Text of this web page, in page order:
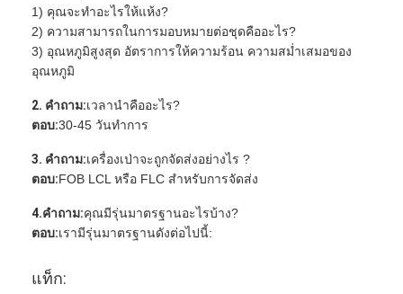
1) คุณจะทำอะไรให้แห้ง?
2) ความสามารถในการมอบหมายต่อชุดคืออะไร?
3) อุณหภูมิสูงสุด อัตราการให้ความร้อน ความสม่ำเสมอของ
อุณหภูมิ
2. คำถาม:เวลานำคืออะไร?
ตอบ:30-45 วันทำการ
3. คำถาม:เครื่องเป่าจะถูกจัดส่งอย่างไร ?
ตอบ:FOB LCL หรือ FLC สำหรับการจัดส่ง
4.คำถาม:คุณมีรุ่นมาตรฐานอะไรบ้าง?
ตอบ:เรามีรุ่นมาตรฐานดังต่อไปนี้:
แท็ก: